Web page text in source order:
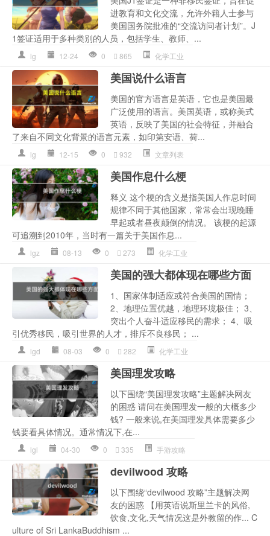
进教育和文化交流，允许外籍人士参与
美国国务院批准的“交流访问者计划”。J
1签证适用于多种类别的人员，包括学生、教师、...
lg 12-24 0 865 化学工业
美国说什么语言
美国的官方语言是英语，它也是美国最
广泛使用的语言。美国英语，或称美式
英语，反映了美国的社会特征，并融合
了来自不同文化背景的语言元素，如印第安语、荷...
lg 12-15 0 932 文章列表
美国作息什么梗
释义 这个梗的含义是指美国人作息时间
规律不同于其他国家，常常会出现晚睡
早起或者昼夜颠倒的情况。 该梗的起源
可追溯到2010年，当时有一篇关于美国作息...
lgz 08-13 0 273 化学工业
美国的强大都体现在哪些方面
1、国家体制适应或符合美国的国情；
2、地理位置优越，地理环境极佳； 3、
突出个人奋斗适应移民的需求； 4、吸
引优秀移民，吸引世界的人才，排斥不良移民； ...
lgd 08-03 0 282 化学工业
美国理发攻略
以下围绕“美国理发攻略”主题解决网友
的困惑 请问在美国理发一般的大概多少
钱? 一般来说,在美国理发具体需要多少
钱要看具体情况。通常情况下,在...
lgl 04-30 0 335 手游攻略
devilwood 攻略
以下围绕“devilwood 攻略”主题解决网
友的困惑 【用英语说斯里兰卡的风俗,
饮食,文化,天气情况这是外教留的作... C
ulture of Sri LankaBuddhism ...